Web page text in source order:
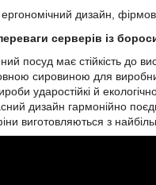
дизайн,
серверів із
посуд має стійкість до
сировиною для
ударостійкі й
дизайн гармонійно
виготовляються з